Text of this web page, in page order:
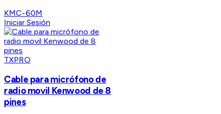
KMC-60M
Iniciar Sesión
TXPRO
Cable para micrófono de
radio movil Kenwood de 8
pines